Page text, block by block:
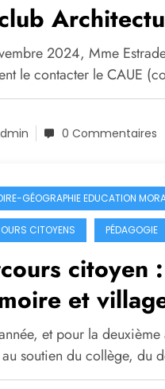
2024, Mme
le contacter le CAUE
0 Commentaires
GÉOGRAPHIE EDUCATION
CITOYENS PÉDAGOGIE
citoyen
et
sur-
et pour la
soutien du collège, du